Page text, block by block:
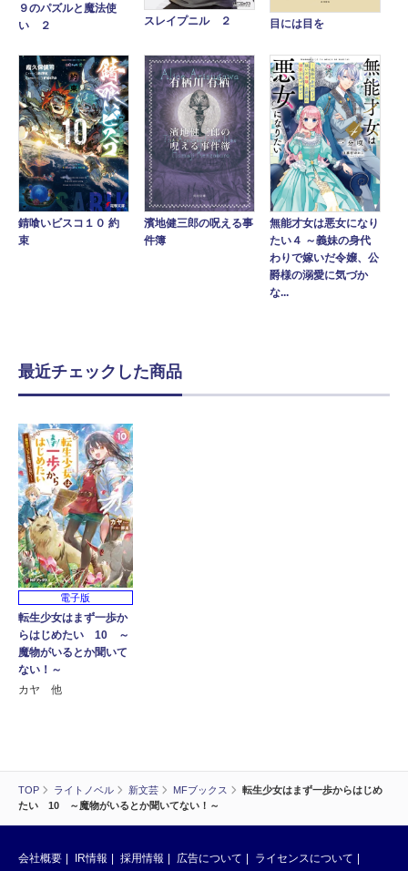
TOP ライトノベル 新文芸 MFブックス
転生少女はまず一歩からはじめ
たい 10 ～魔物がいるとか聞いてない！～
９のパズルと魔法使
い ２
スレイプニル ２ 目には目を
錆喰いビスコ１０ 約
束
濱地健三郎の呪える事
件簿
無能才女は悪女になり
たい４ ～義妹の身代
わりで嫁いだ令嬢、公
爵様の溺愛に気づか
な...
最近チェックした商品
電子版
転生少女はまず一歩か
らはじめたい 10 ～
魔物がいるとか聞いて
ない！～
カヤ 他
会社概要 IR情報 採用情報 広告について ライセンスについて